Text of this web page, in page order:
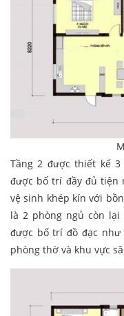
Tầng 2 được thiết kế
được bố trí đầy đủ tiện
vệ sinh khép kín với
là 2 phòng ngủ còn
được bố trí đồ đạc
phòng thờ và khu vực